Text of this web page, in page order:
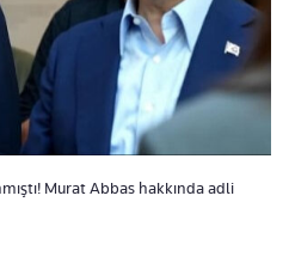
Murat Abbas hakkında adli